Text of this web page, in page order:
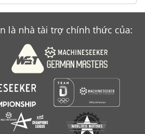
là nhà tài trợ chính thức của: